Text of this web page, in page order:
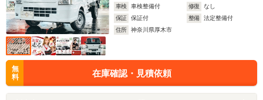
車検 車検整備付 修復
なし
保証
保証付 整備
法定整備付
住所
神奈川県厚木市
無
料
在庫確認・見積依頼